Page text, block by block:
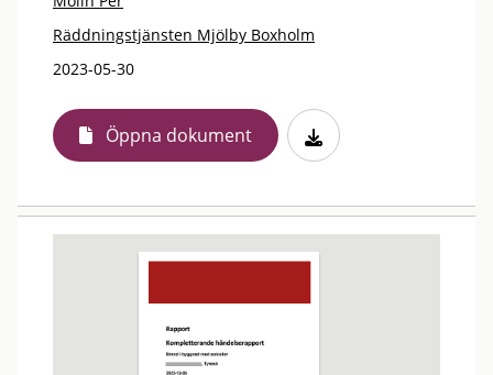
Räddningstjänsten Mjölby Boxholm
2023-05-30
Öppna dokument